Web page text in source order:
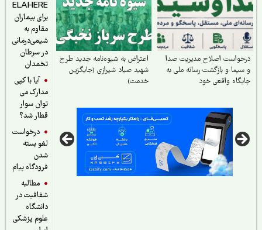
ELAHERE
برای بیماران
مقاوم به
شیمی‌درمانی
در سرطان
تخمدان
آیا با کپی
مدارک می
توان سوار
قطار شد؟
درخواست
لغو بسته
فرودگاه پیام
مطالبه
شفافیت در
دانشگاه
علوم پزشکی
اصلاح مدیریت صدا
و بازگشت رسانه ملی به
واقعی خود
اعتراض به شیوه‌نامه جدید طرح
شهید صیاد شیرازی (جایگزین
خدمت)